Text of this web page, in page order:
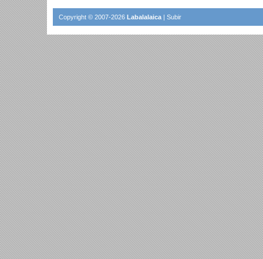
Copyright © 2007-2026 Labalalaica | Subir